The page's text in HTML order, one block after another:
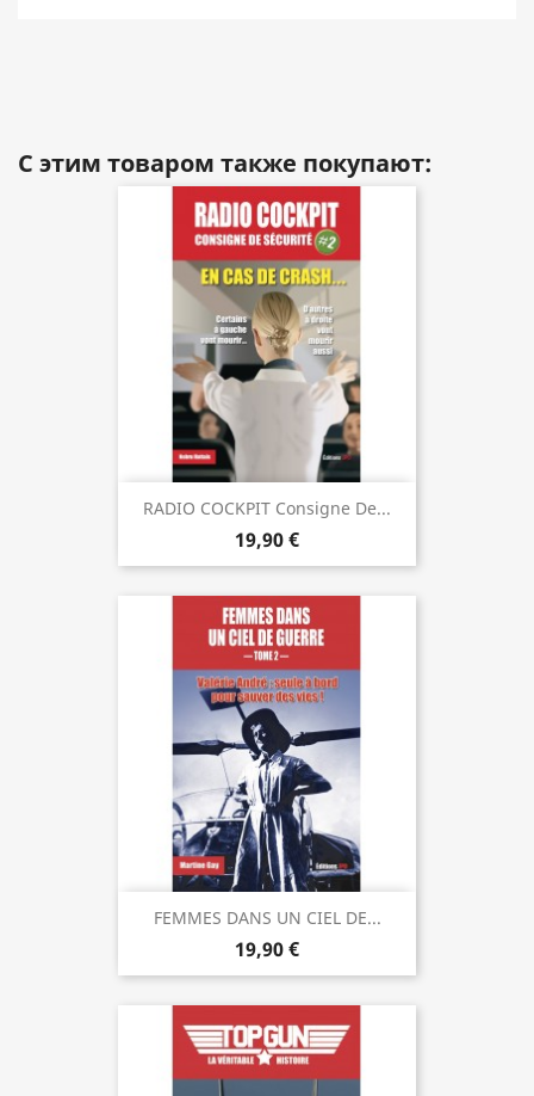
С этим товаром также покупают:
RADIO COCKPIT Consigne De...
19,90 €
FEMMES DANS UN CIEL DE...
19,90 €